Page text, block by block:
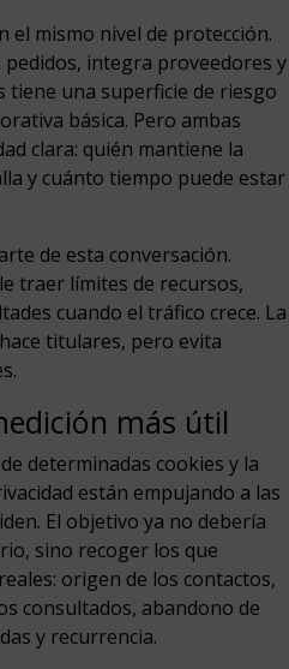
el mismo nivel de protección.
pedidos, integra proveedores y
tiene una superficie de riesgo
básica. Pero ambas
clara: quién mantiene la
y cuánto tiempo puede estar
de esta conversación.
traer límites de recursos,
cuando el tráfico crece. La
titulares, pero evita
más útil
determinadas cookies y la
están empujando a las
El objetivo ya no debería
sino recoger los que
origen de los contactos,
consultados, abandono de
y recurrencia.